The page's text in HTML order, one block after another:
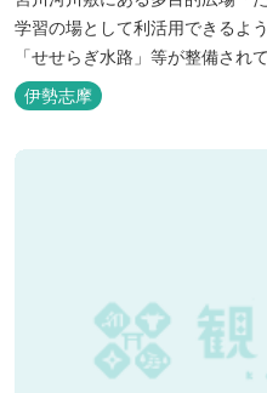
学習の場として利活用できるよ
「せせらぎ水路」等が整備されています。 芝生広場
バーベキューはもちろん、 車で
ャンプなどもお楽しみいただけます！ 火災防止のため、バ
ー･焚火等をする際は、 直火に
伊勢志摩